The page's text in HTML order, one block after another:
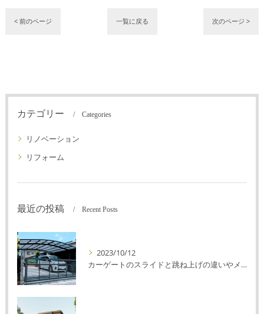
< 前のページ 一覧に戻る 次のページ >
カテゴリー Categories
リノベーション
リフォーム
最近の投稿 Recent Posts
2023/10/12
カーゲートのスライドと跳ね上げの違いやメリットデメリットを解説！